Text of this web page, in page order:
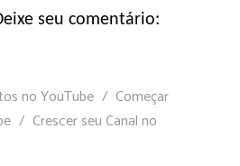
seu comentário:
no YouTube / Começar
/ Crescer seu Canal no